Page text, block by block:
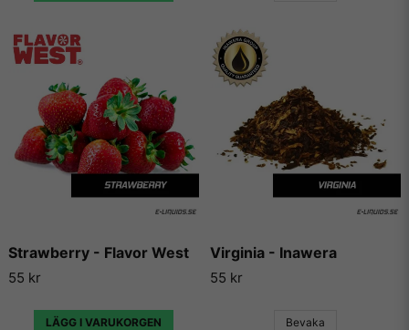
Strawberry - Flavor West
55 kr
LÄGG I VARUKORGEN
Virginia - Inawera
55 kr
Bevaka